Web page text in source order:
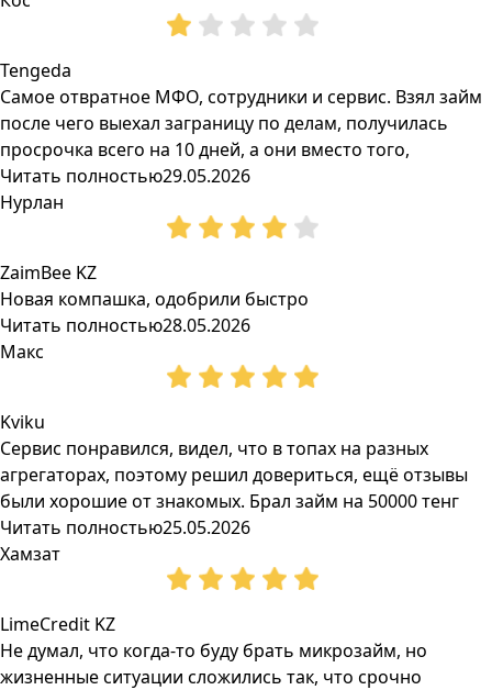
Tengeda
Самое отвратное МФО, сотрудники и сервис. Взял займ
после чего выехал заграницу по делам, получилась
просрочка всего на 10 дней, а они вместо того,
Читать полностью29.05.2026
Нурлан
ZaimBee KZ
Новая компашка, одобрили быстро
Читать полностью28.05.2026
Макс
Kviku
Сервис понравился, видел, что в топах на разных
агрегаторах, поэтому решил довериться, ещё отзывы
были хорошие от знакомых. Брал займ на 50000 тенг
Читать полностью25.05.2026
Хамзат
LimeCredit KZ
Не думал, что когда-то буду брать микрозайм, но
жизненные ситуации сложились так, что срочно